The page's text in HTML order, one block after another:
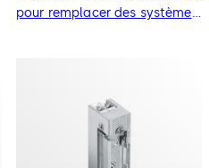
pour remplacer des systèmes
d'utilisation. Modèles
disponibles pour portes
standard, portes résistantes